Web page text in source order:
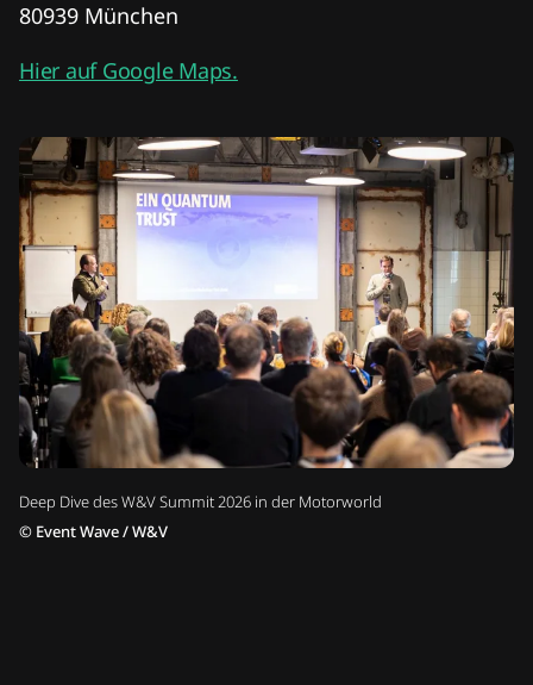
Deep Dive des W&V Summit 2026 in der Motorworld
© Event Wave / W&V
80939 München
Hier auf Google Maps.